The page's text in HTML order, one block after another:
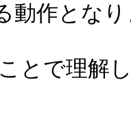
動作とな
とで理解